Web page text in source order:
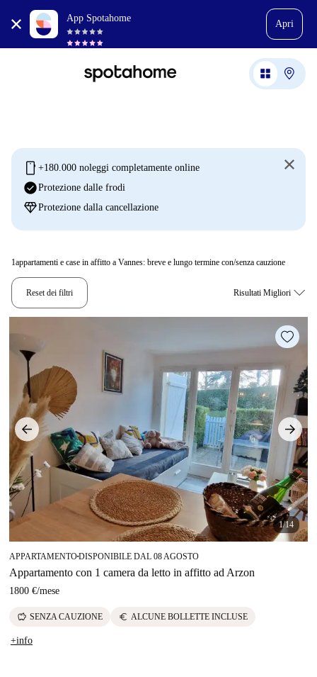
App Spotahome
Apri
mobile +180.000 noleggi completamente online
check_circleProtezione dalle frodi
diamondProtezione dalla cancellazione
1appartamenti e case in affitto a Vannes: breve e lungo termine con/senza cauzione
Reset dei filtri
1/14
APPARTAMENTO■DISPONIBILE DAL 08 AGOSTO
Appartamento con 1 camera da letto in affitto ad Arzon
1800 €/mese
savings SENZA CAUZIONE euro ALCUNE BOLLETTE INCLUSE
+info